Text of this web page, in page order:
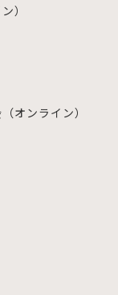
）
オンライン）